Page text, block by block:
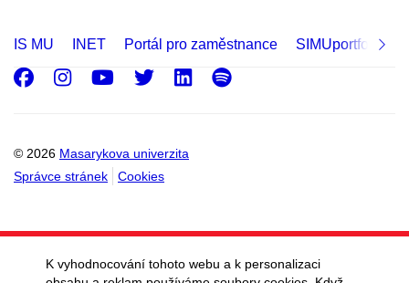
IS MU INET Portál pro zaměstnance SIMUportfolio
© 2026 Masarykova univerzita
Správce stránek
Cookies
Facebook
Instagram
Youtube
Twitter
LinkedIn
Spotify
K vyhodnocování tohoto webu a k personalizaci